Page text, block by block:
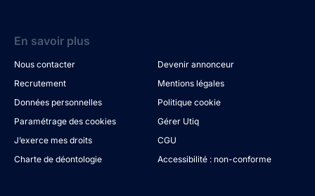
En savoir plus
Nous contacter
Devenir annonceur
Recrutement
Mentions légales
Données personnelles
Politique cookie
Paramétrage des cookies
Gérer Utiq
J’exerce mes droits
CGU
Charte de déontologie
Accessibilité : non-conforme